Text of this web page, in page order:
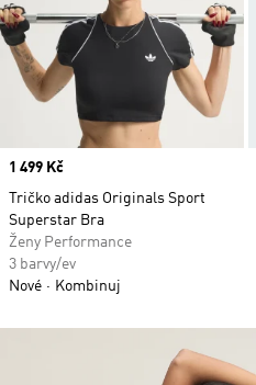
Price
1 499 Kč
Tričko adidas Originals Sport
Superstar Bra
Ženy Performance
3 barvy/ev
Nové
Kombinuj